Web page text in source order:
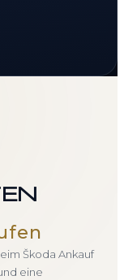
Škoda Ankauf
eine